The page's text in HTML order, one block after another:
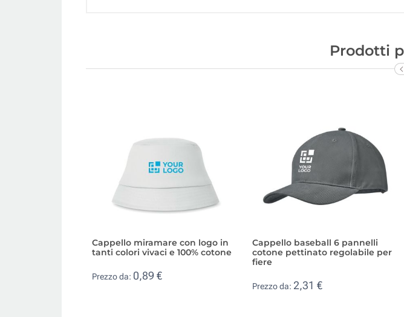
Prodotti
Cappello miramare con logo in
tanti colori vivaci e 100% cotone
Prezzo da: 0,89 €
Cappello baseball 6 pannelli
cotone pettinato regolabile per
fiere
Prezzo da: 2,31 €